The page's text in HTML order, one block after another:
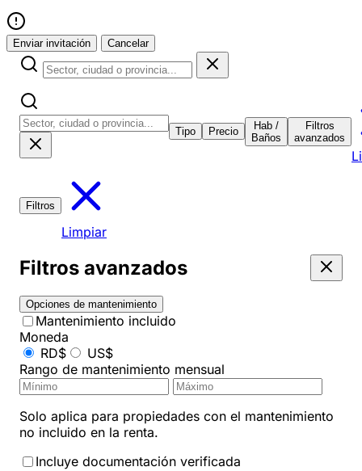
Enviar invitación Cancelar
Tipo Precio
Hab /
Baños
Filtros
avanzados
Filtros
Limpiar
Filtros avanzados
Opciones de mantenimiento
Mantenimiento incluido
Moneda
RD$
US$
Rango de mantenimiento mensual
Solo aplica para propiedades con el mantenimiento
no incluido en la renta.
Incluye documentación verificada